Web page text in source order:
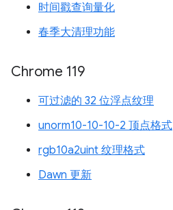
时间戳查询量化
春季大清理功能
Chrome 119
可过滤的 32 位浮点纹理
unorm10-10-10-2 顶点格式
rgb10a2uint 纹理格式
Dawn 更新